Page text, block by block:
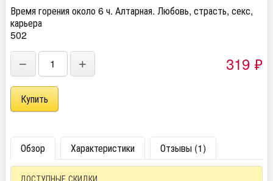
Время горения около 6 ч. Алтарная. Любовь, страсть, секс,
карьера
502
− + 319 ₽
Обзор Характеристики Отзывы (1)